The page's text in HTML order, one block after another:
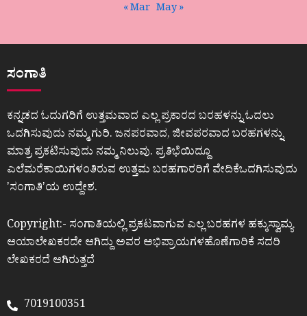
« Mar May »
ಸಂಗಾತಿ
ಕನ್ನಡದ ಓದುಗರಿಗೆ ಉತ್ತಮವಾದ ಎಲ್ಲ ಪ್ರಕಾರದ ಬರಹಳನ್ನು ಓದಲು
ಒದಗಿಸುವುದು ನಮ್ಮ ಗುರಿ. ಜನಪರವಾದ, ಜೀವಪರವಾದ ಬರಹಗಳನ್ನು
ಮಾತ್ರ ಪ್ರಕಟಿಸುವುದು ನಮ್ಮ ನಿಲುವು. ಪ್ರತಿಭೆಯಿದ್ದೂ
ಎಲೆಮರೆಕಾಯಿಗಳಂತಿರುವ ಉತ್ತಮ ಬರಹಗಾರರಿಗೆ ವೇದಿಕೆಒದಗಿಸುವುದು
ʼಸಂಗಾತಿʼಯ ಉದ್ದೇಶ.
Copyright:- ಸಂಗಾತಿಯಲ್ಲಿ ಪ್ರಕಟವಾಗುವ ಎಲ್ಲ ಬರಹಗಳ ಹಕ್ಕುಸ್ವಾಮ್ಯ
ಆಯಾಲೇಖಕರದೇ ಆಗಿದ್ದು ಅವರ ಅಭಿಪ್ರಾಯಗಳಹೊಣೆಗಾರಿಕೆ ಸದರಿ
ಲೇಖಕರದೆ ಆಗಿರುತ್ತದೆ
7019100351